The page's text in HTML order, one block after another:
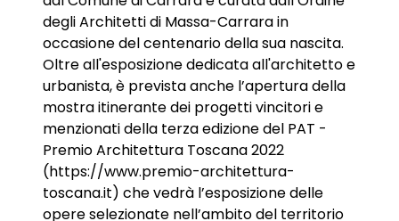
degli Architetti di Massa-Carrara in
occasione del centenario della sua nascita.
Oltre all'esposizione dedicata all'architetto e
urbanista, è prevista anche l’apertura della
mostra itinerante dei progetti vincitori e
menzionati della terza edizione del PAT -
Premio Architettura Toscana 2022
(https://www.premio-architettura-
toscana.it) che vedrà l’esposizione delle
opere selezionate nell’ambito del territorio